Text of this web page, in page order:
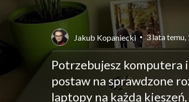
Jakub Kopaniecki 3 lata temu,
Potrzebujesz komputera
postaw na sprawdzone
laptopy na każdą